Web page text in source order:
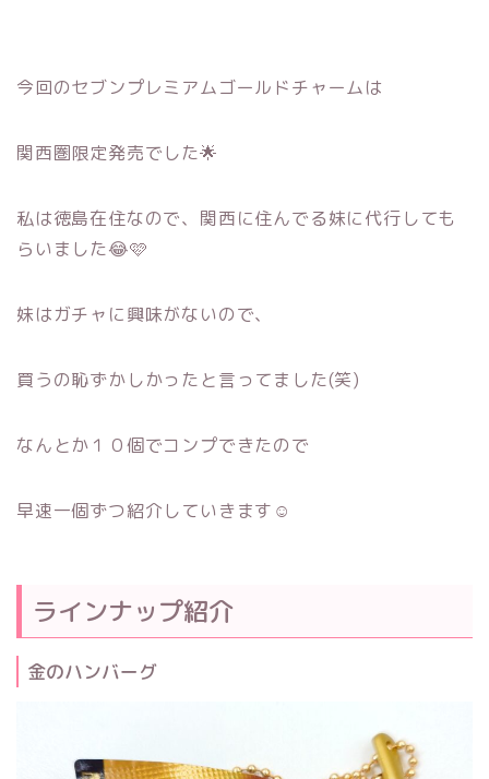
今回のセブンプレミアムゴールドチャームは
関西圏限定発売でした🌟
私は徳島在住なので、関西に住んでる妹に代行しても
らいました😂🩷
妹はガチャに興味がないので、
買うの恥ずかしかったと言ってました(笑)
なんとか１０個でコンプできたので
早速一個ずつ紹介していきます☺
ラインナップ紹介
金のハンバーグ